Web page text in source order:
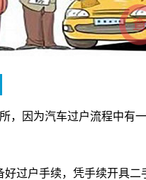
，因为汽车过户流程中有
好过户手续，凭手续开具二